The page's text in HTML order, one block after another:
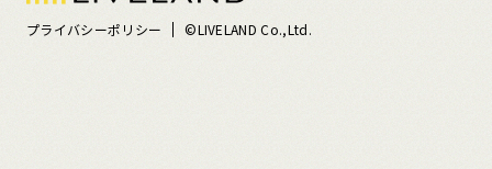
プライバシーポリシー ©LIVELAND Co.,Ltd.